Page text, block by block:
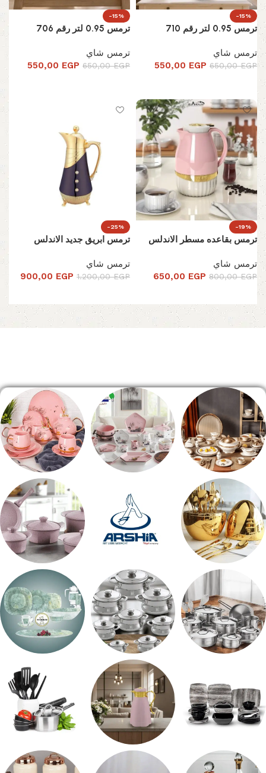
-15%
ترمس 0.95 لتر رقم 710
ترمس شاي
650,00EGP
550,00 EGP
-15%
ترمس 0.95 لتر رقم 706
ترمس شاي
650,00EGP
550,00 EGP
-19%
ترمس بقاعده مسطر الاندلس
ترمس شاي
800,00EGP
650,00 EGP
-25%
ترمس ابريق جديد الاندلس
ترمس شاي
1.200,00EGP
900,00 EGP
طقم سفره شاي بالجاتوه
ARSHiA حلل جرانيت
حلل المونيا
طقم ميلامين ترمس شاي رفايع المطبخ